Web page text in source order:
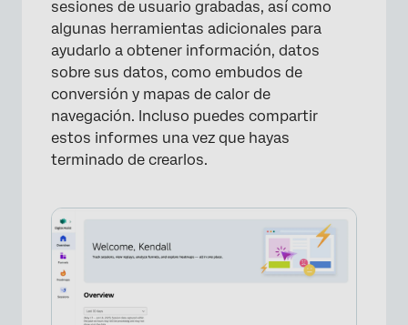
sesiones de usuario grabadas, así como
algunas herramientas adicionales para
ayudarlo a obtener información, datos
sobre sus datos, como embudos de
conversión y mapas de calor de
navegación. Incluso puedes compartir
estos informes una vez que hayas
terminado de crearlos.